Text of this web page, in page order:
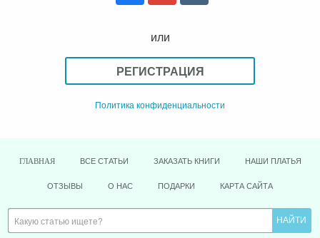
или
РЕГИСТРАЦИЯ
Политика конфиденциальности
ГЛАВНАЯ ВСЕ СТАТЬИ ЗАКАЗАТЬ КНИГИ НАШИ ПЛАТЬЯ
ОТЗЫВЫ О НАС ПОДАРКИ КАРТА САЙТА